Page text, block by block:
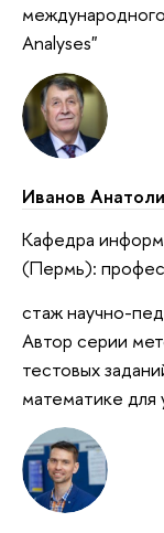
Analyses"
Иванов
Кафедра
(Пермь):
стаж научно-
Автор серии
тестовых
математике для